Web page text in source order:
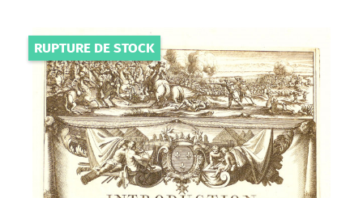
RUPTURE DE STOCK